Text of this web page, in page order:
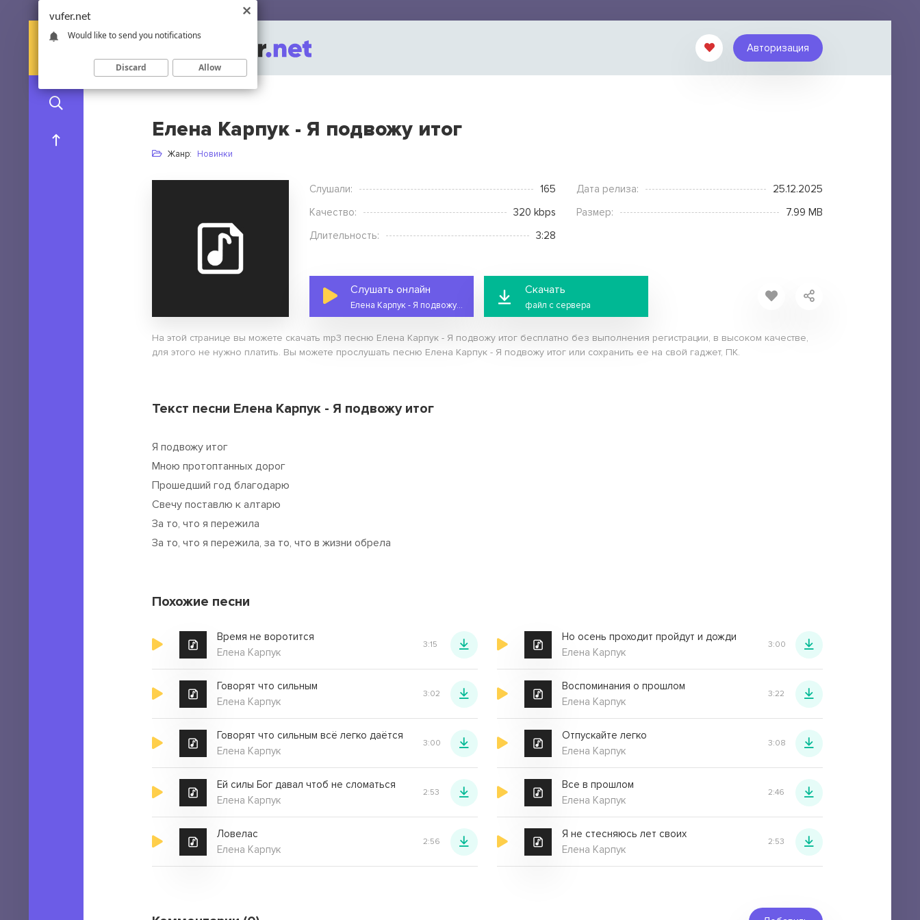
Авторизация
Елена Карпук - Я подвожу итог
Жанр: Новинки
Слушали: 165 Дата релиза:
25.12.2025
Качество:
320 kbps Размер:
7.99 MB
Длительность:
3:28
Слушать онлайн
Елена Карпук - Я подвожу итог
Скачать
файл с сервера
На этой странице вы можете скачать mp3 песню Елена Карпук - Я подвожу итог бесплатно без выполнения регистрации, в высоком качестве,
для этого не нужно платить. Вы можете прослушать песню Елена Карпук - Я подвожу итог или сохранить ее на свой гаджет, ПК.
Текст песни Елена Карпук - Я подвожу итог
Я подвожу итог
Мною протоптанных дорог
Прошедший год благодарю
Свечу поставлю к алтарю
За то, что я пережила
За то, что я пережила, за то, что в жизни обрела
Похожие песни
Время не воротится
Елена Карпук
3:15
Но осень проходит пройдут и дожди
Елена Карпук
3:00
Говорят что сильным
Елена Карпук
3:02
Воспоминания о прошлом
Елена Карпук
3:22
Говорят что сильным всё легко даётся
Елена Карпук
3:00
Отпускайте легко
Елена Карпук
3:08
Ей силы Бог давал чтоб не сломаться
Елена Карпук
2:53
Все в прошлом
Елена Карпук
2:46
Ловелас
Елена Карпук
2:56
Я не стесняюсь лет своих
Елена Карпук
2:53
vufer.net
Would like to send you notifications
Discard Allow